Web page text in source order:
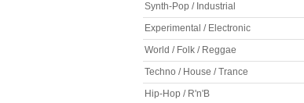
Synth-Pop / Industrial
Experimental / Electronic
World / Folk / Reggae
Techno / House / Trance
Hip-Hop / R'n'B